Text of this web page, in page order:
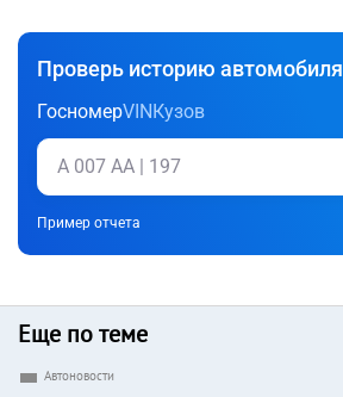
Проверь историю автомобиля
ГосномерVINКузов
Пример отчета
Еще по теме
Автоновости